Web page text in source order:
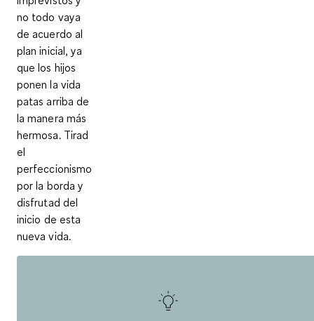
no todo vaya
de acuerdo al
plan inicial, ya
que los hijos
ponen la vida
patas arriba de
la manera más
hermosa. Tirad
el
perfeccionismo
por la borda y
disfrutad del
inicio de esta
nueva vida.